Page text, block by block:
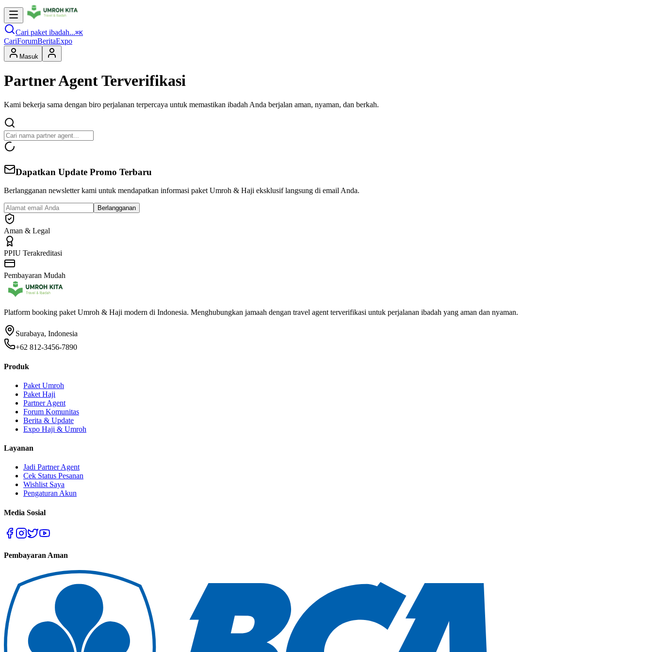
Cari paket ibadah...⌘K
CariForumBeritaExpo
Masuk
Partner AgentTerverifikasi
Kami bekerja sama dengan biro perjalanan terpercaya untuk memastikan ibadah Anda berjalan aman, nyaman, dan berkah.
Dapatkan Update Promo Terbaru
Berlangganan newsletter kami untuk mendapatkan informasi paket Umroh & Haji eksklusif langsung di email Anda.
Berlangganan
Aman & Legal
PPIU Terakreditasi
Pembayaran Mudah
Platform booking paket Umroh & Haji modern di Indonesia. Menghubungkan jamaah dengan travel agent terverifikasi untuk perjalanan ibadah yang aman dan nyaman.
Surabaya, Indonesia
+62 812-3456-7890
Produk
Paket Umroh
Paket Haji
Partner Agent
Forum Komunitas
Berita & Update
Expo Haji & Umroh
Layanan
Jadi Partner Agent
Cek Status Pesanan
Wishlist Saya
Pengaturan Akun
Media Sosial
Pembayaran Aman